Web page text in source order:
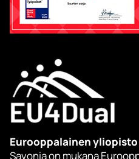
Eurooppalainen yliopisto
Savonia on mukana